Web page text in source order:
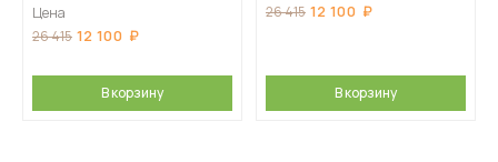
Цена
26 415 12 100
В корзину
26 415 12 100
В корзину